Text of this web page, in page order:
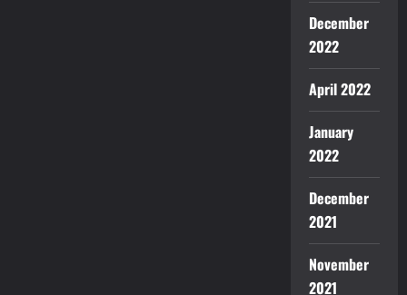
December
2022
April 2022
January
2022
December
2021
November
2021